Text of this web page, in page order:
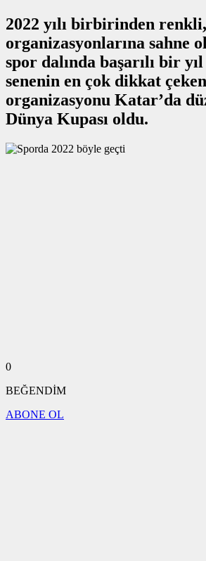
2022 yılı birbirinden
organizasyonlarına sahne
spor dalında başarılı bir
senenin en çok dikkat çeken
organizasyonu Katar’da
Dünya Kupası oldu.
0
BEĞENDİM
ABONE OL